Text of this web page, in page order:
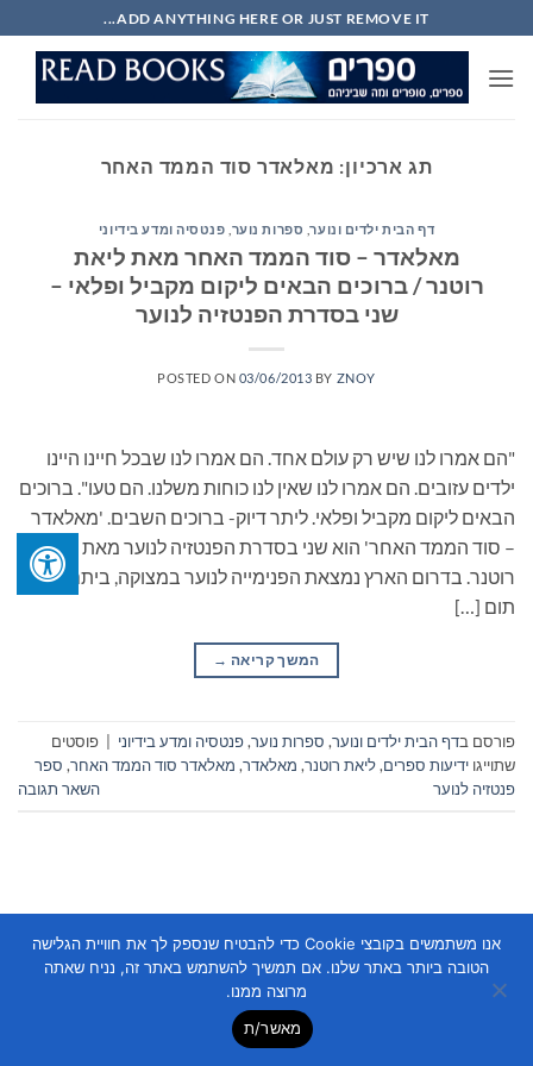
to
content
ADD ANYTHING HERE OR JUST REMOVE IT...
תג ארכיון: מאלאדר סוד הממד האחר
דף הבית ילדים ונוער, ספרות נוער פנטסיה ומדע בידיוני
מאלאדר – סוד הממד האחר מאת ליאת
רוטנר / ברוכים הבאים ליקום מקביל ופלאי –
שני בסדרת הפנטזיה לנוער
POSTED ON 03/06/2013 BY ZNOY
"הם אמרו לנו שיש רק עולם אחד. הם אמרו לנו שבכל חיינו היינו
ילדים עזובים. הם אמרו לנו שאין לנו כוחות משלנו. הם טעו". ברוכים
הבאים ליקום מקביל ופלאי. ליתר דיוק- ברוכים השבים. 'מאלאדר
– סוד הממד האחר' הוא שני בסדרת הפנטזיה לנוער מאת ליאת
רוטנר. בדרום הארץ נמצאת הפנימייה לנוער במצוקה, ביתם של
תום […]
המשך קריאה →
פורסם בדף הבית ילדים ונוער, ספרות נוער,פנטסיה ומדע בידיוני
פוסטים
שתוייגו ידיעות ספרים,ליאת רוטנר, מאלאדר, מאלאדר סוד הממד האחר, ספר
פנטזיה לנוער
השאר תגובה
Copyright 2026 ©
אנו משתמשים בקובצי Cookie כדי להבטיח שנספק לך את חוויית הגלישה
הטובה ביותר באתר שלנו. אם תמשיך להשתמש באתר זה, נניח שאתה
מרוצה ממנו.
מאשר/ת